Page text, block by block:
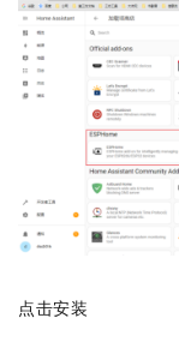
点击安装